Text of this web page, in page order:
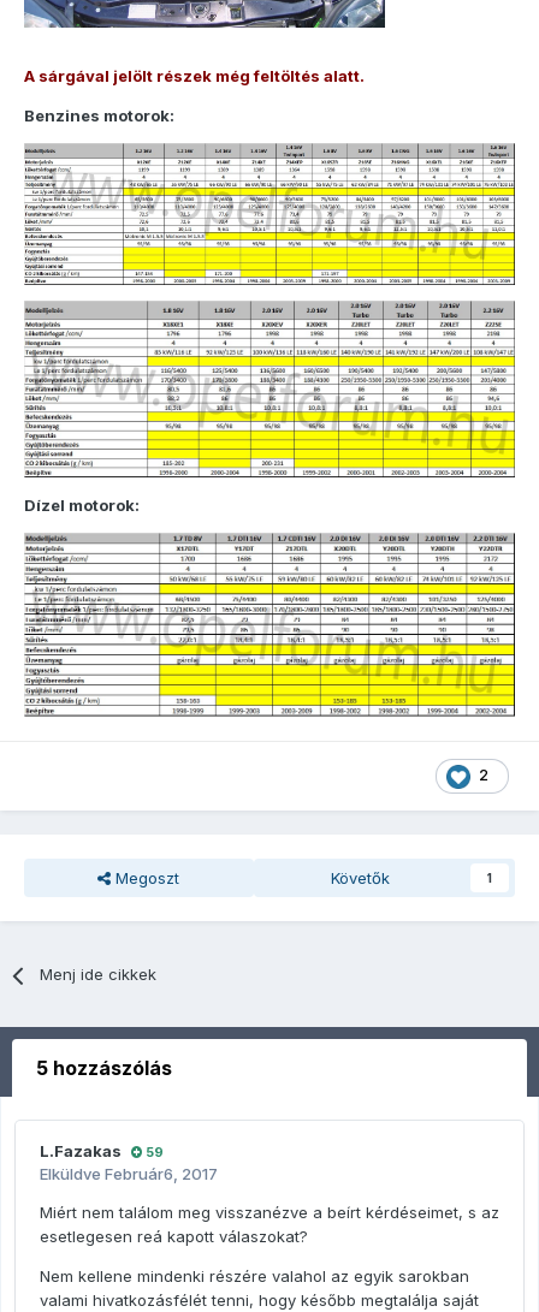
A sárgával jelölt részek még feltöltés alatt.
Benzines motorok:
Dízel motorok:
2
Megoszt Követők 1
Menj ide cikkek
5 hozzászólás
L.Fazakas 59
Elküldve Február6, 2017
Miért nem találom meg visszanézve a beírt kérdéseimet, s az
esetlegesen reá kapott válaszokat?
Nem kellene mindenki részére valahol az egyik sarokban
valami hivatkozásfélét tenni, hogy később megtalálja saját